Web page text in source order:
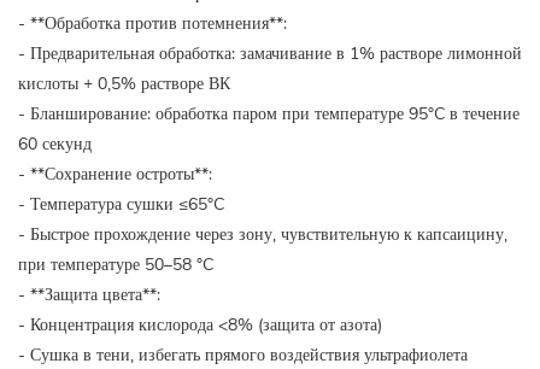
- **Обработка против потемнения**:
- Предварительная обработка: замачивание в 1% растворе лимонной
кислоты + 0,5% растворе ВК
- Бланширование: обработка паром при температуре 95°C в течение
60 секунд
- **Сохранение остроты**:
- Температура сушки ≤65°C
- Быстрое прохождение через зону, чувствительную к капсаицину,
при температуре 50–58 °C
- **Защита цвета**:
- Концентрация кислорода <8% (защита от азота)
- Сушка в тени, избегать прямого воздействия ультрафиолета